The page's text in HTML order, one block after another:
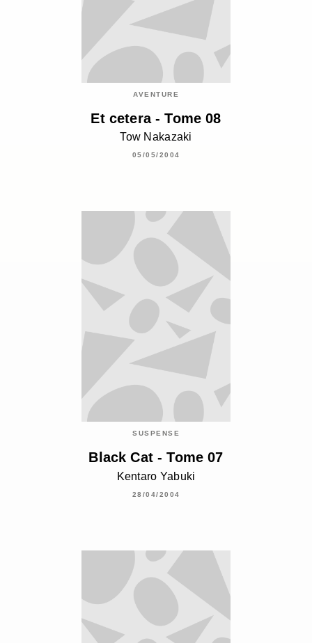
AVENTURE
Et cetera - Tome 08
Tow Nakazaki
05/05/2004
SUSPENSE
Black Cat - Tome 07
Kentaro Yabuki
28/04/2004